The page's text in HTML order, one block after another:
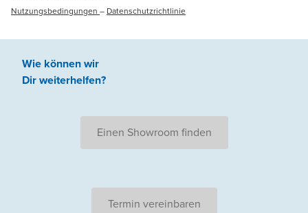
Nutzungsbedingungen – Datenschutzrichtlinie
Wie können wir
Dir weiterhelfen?
Einen Showroom finden
Termin vereinbaren